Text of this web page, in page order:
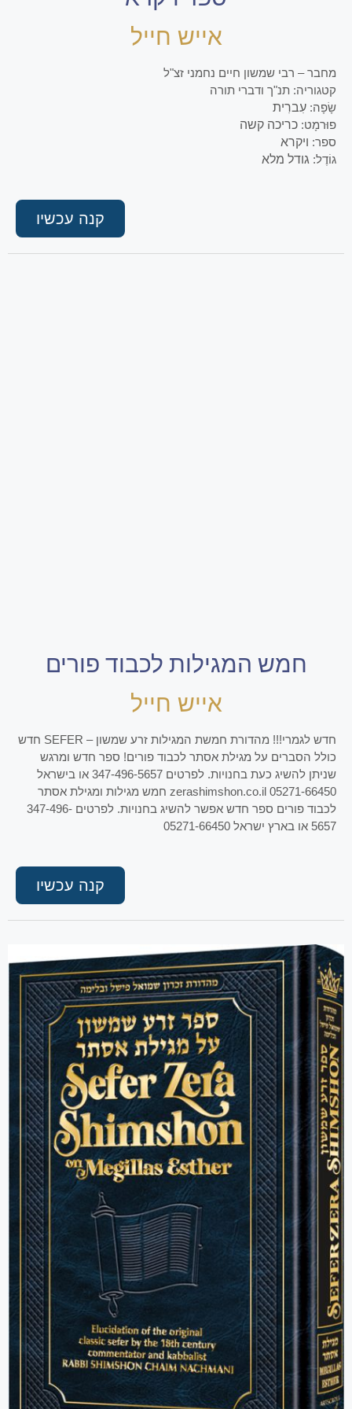
אייש חייל
מחבר – רבי שמשון חיים נחמני זצ"ל
קטגוריה: תנ"ך ודברי תורה
שָׂפָה: עִברִית
פוּרמָט: כריכה קשה
ספר: ויקרא
גוֹדֶל: גודל מלא
קנה עכשיו
חמש המגילות לכבוד פורים
אייש חייל
חדש לגמרי!!! מהדורת חמשת המגילות זרע שמשון – SEFER חדש
כולל הסברים על מגילת אסתר לכבוד פורים! ספר חדש ומרגש
שניתן להשיג כעת בחנויות. לפרטים 347-496-5657 או בישראל
05271-66450 zerashimshon.co.il חמש מגילות ומגילת אסתר
לכבוד פורים ספר חדש אפשר להשיג בחנויות. לפרטים 347-496-
5657 או בארץ ישראל 05271-66450
קנה עכשיו